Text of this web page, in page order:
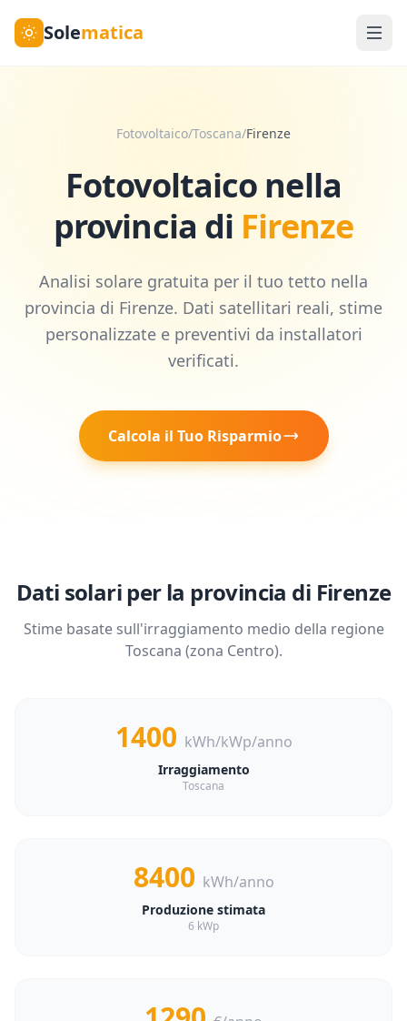
Solematica
Fotovoltaico/Toscana/Firenze
Fotovoltaico nella
provincia di Firenze
Analisi solare gratuita per il tuo tetto nella
provincia di Firenze. Dati satellitari reali, stime
personalizzate e preventivi da installatori
verificati.
Calcola il Tuo Risparmio
Dati solari per la provincia di Firenze
Stime basate sull'irraggiamento medio della regione
Toscana (zona Centro).
1400 kWh/kWp/anno
Irraggiamento
Toscana
8400 kWh/anno
Produzione stimata
6 kWp